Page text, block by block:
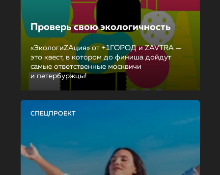
Проверь свою экологичность
«ЭкологиZAция» от +1ГОРОД и ZAVTRA —
это квест, в котором до финиша дойдут
самые ответственные москвичи
и петербуржцы!
СПЕЦПРОЕКТ